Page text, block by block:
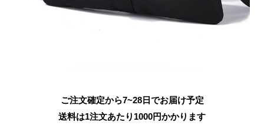
ご注文確定から7~28日でお届け予定
送料は1注文あたり 1000円かかります